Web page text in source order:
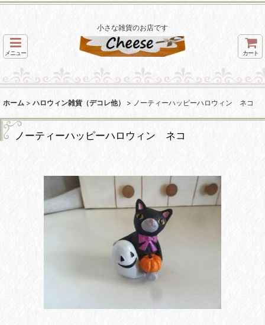
小さな雑貨のお店です
メニュー カート
ホーム > ハロウィン雑貨（デコレ他） > ノーティーハッピーハロウィン ネコ
ノーティーハッピーハロウィン ネコ